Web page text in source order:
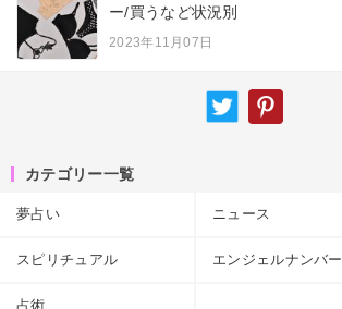
ー/買うなど状況別
2023年11月07日
カテゴリー一覧
夢占い ニュース
スピリチュアル エンジェルナンバー
占術